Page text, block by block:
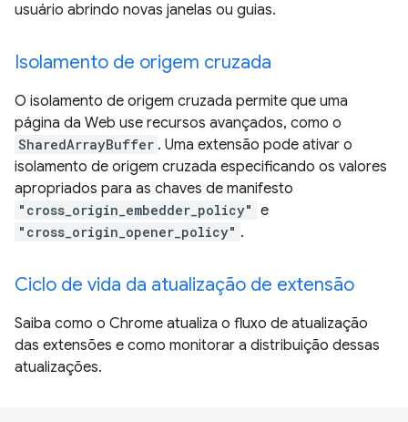
usuário abrindo novas janelas ou guias.
Isolamento de origem cruzada
O isolamento de origem cruzada permite que uma
página da Web use recursos avançados, como o
SharedArrayBuffer . Uma extensão pode ativar o
isolamento de origem cruzada especificando os valores
apropriados para as chaves de manifesto
"cross_origin_embedder_policy" e
"cross_origin_opener_policy" .
Ciclo de vida da atualização de extensão
Saiba como o Chrome atualiza o fluxo de atualização
das extensões e como monitorar a distribuição dessas
atualizações.